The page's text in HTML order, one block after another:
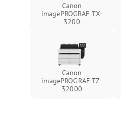
Canon
imagePROGRAF TX-
3200
Canon
imagePROGRAF TZ-
32000